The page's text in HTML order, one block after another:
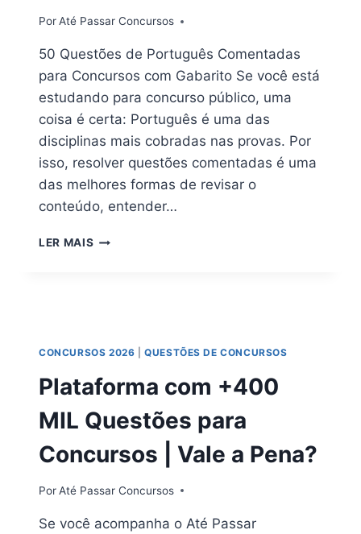
PorAté Passar Concursos
50 Questões de Português Comentadas
para Concursos com Gabarito Se você está
estudando para concurso público, uma
coisa é certa: Português é uma das
disciplinas mais cobradas nas provas. Por
isso, resolver questões comentadas é uma
das melhores formas de revisar o
conteúdo, entender…
LER MAIS 50
(GABARITO
EXPLICADO)
CONCURSOS 2026 |QUESTÕES DE CONCURSOS
Plataforma com +400
MIL Questões para
Concursos | Vale a Pena?
PorAté Passar Concursos
Se você acompanha o Até Passar